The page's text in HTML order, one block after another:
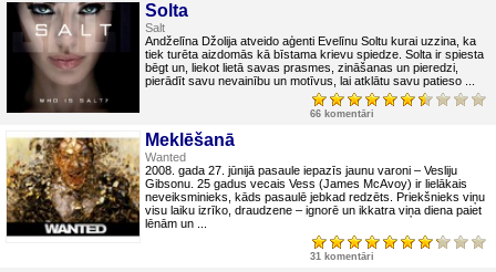
Solta
Salt
Andželīna Džolija atveido aģenti Evelīnu Soltu kurai uzzina, ka
tiek turēta aizdomās kā bīstama krievu spiedze. Solta ir spiesta
bēgt un, liekot lietā savas prasmes, zināšanas un pieredzi,
pierādīt savu nevainību un motīvus, lai atklātu savu patieso ...
66 komentāri
Meklēšanā
Wanted
2008. gada 27. jūnijā pasaule iepazīs jaunu varoni – Vesliju
Gibsonu. 25 gadus vecais Vess (James McAvoy) ir lielākais
neveiksminieks, kāds pasaulē jebkad redzēts. Priekšnieks viņu
visu laiku izrīko, draudzene – ignorē un ikkatra viņa diena paiet
lēnām un ...
31 komentāri